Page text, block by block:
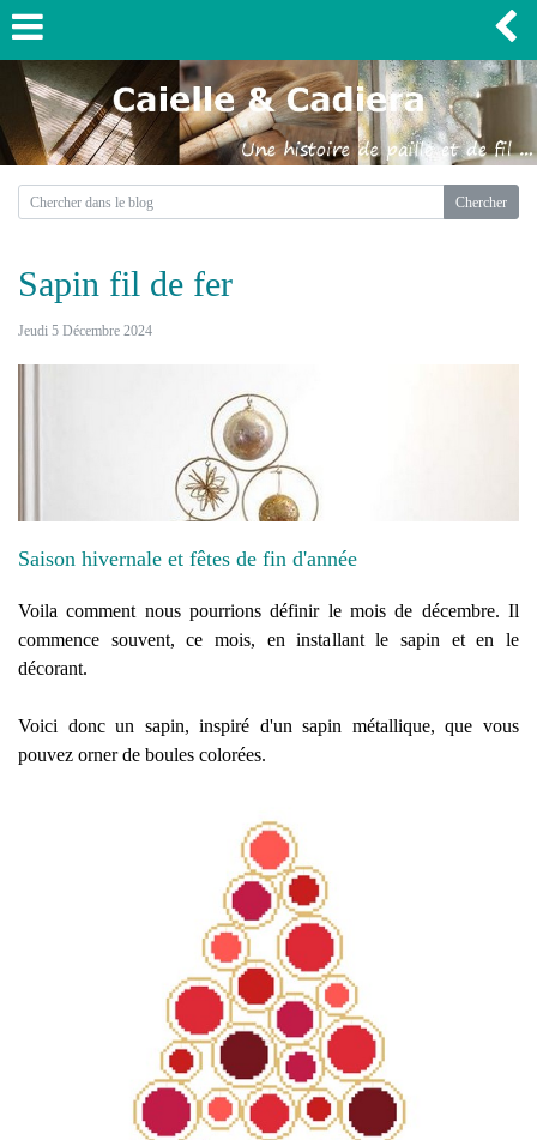
Sapin fil de fer
Jeudi 5 Décembre 2024
Saison hivernale et fêtes de fin d'année
Voila comment nous pourrions définir le mois de décembre. Il
commence souvent, ce mois, en installant le sapin et en le
décorant.
Voici donc un sapin, inspiré d'un sapin métallique, que vous
pouvez orner de boules colorées.